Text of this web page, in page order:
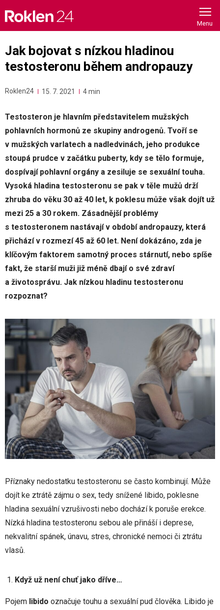
content
Jak bojovat s nízkou hladinou
testosteronu během andropauzy
Roklen24 15. 7. 2021 4 min
Testosteron je hlavním představitelem mužských
pohlavních hormonů ze skupiny androgenů. Tvoří se
v mužských varlatech a nadledvinách, jeho produkce
stoupá prudce v začátku puberty, kdy se tělo formuje,
dospívají pohlavní orgány a zesiluje se sexuální touha.
Vysoká hladina testosteronu se pak v těle mužů drží
zhruba do věku 30 až 40 let, k poklesu může však dojít už
mezi 25 a 30 rokem. Zásadnější problémy
s testosteronem nastávají v období andropauzy, která
přichází v rozmezí 45 až 60 let. Není dokázáno, zda je
klíčovým faktorem samotný proces stárnutí, nebo spíše
fakt, že starší muži již méně dbají o své zdraví
a životosprávu. Jak nízkou hladinu testosteronu
rozpoznat?
Příznaky nedostatku testosteronu se často kombinují. Může
dojít ke ztrátě zájmu o sex, tedy snížené libido, poklesne
hladina sexuální vzrušivosti nebo dochází k poruše erekce.
Nízká hladina testosteronu sebou ale přináší i deprese,
nekvalitní spánek, únavu, stres, chronické nemoci či ztrátu
vlasů.
Když už není chuť jako dříve…
Pojem libido označuje touhu a sexuální pud člověka. Libido je